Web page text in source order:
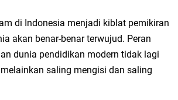
di Indonesia menjadi kiblat pemikiran
akan benar-benar terwujud. Peran
dunia pendidikan modern tidak lagi
saling mengisi dan saling